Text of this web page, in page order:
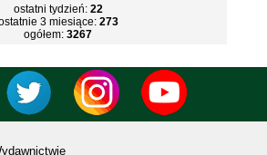
ostatni tydzień: 22
3 miesiące: 273
ogółem:3267